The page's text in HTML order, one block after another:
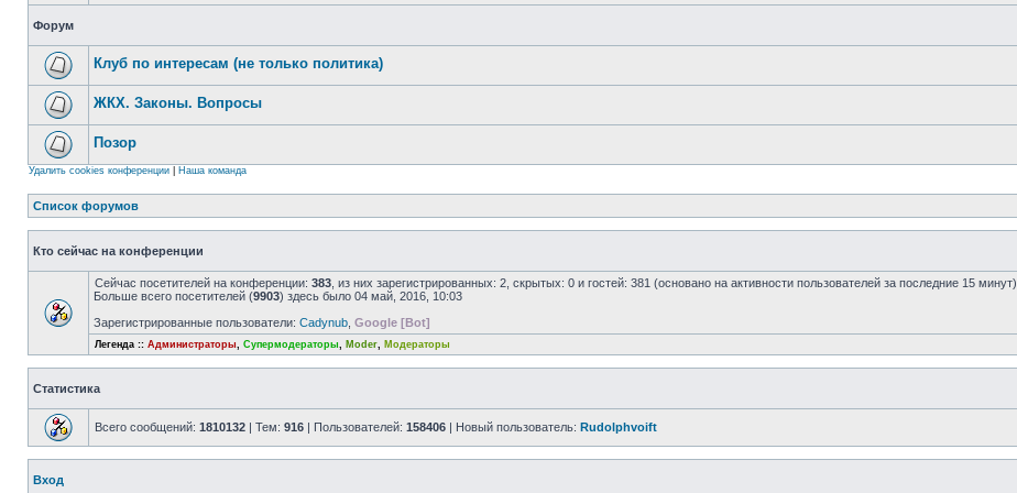
Форум
Клуб по интересам (не только политика)
ЖКХ. Законы. Вопросы
Позор
Удалить cookies конференции Наша команда
Список форумов
Кто сейчас на конференции
Сейчас посетителей на конференции: 383 , из них зарегистрированных: 2, скрытых: 0 и гостей: 381 (основано на активности пользователей за последние 15 минут)
Больше всего посетителей (9903) здесь было 04 май, 2016, 10:03
Зарегистрированные пользователи: Cadynub Google [Bot]
Легенда :: Администраторы, Супермодераторы, Moder, Модераторы
Статистика
Всего сообщений: 1810132 | Тем: 916 | Пользователей: 158406 | Новый пользователь: Rudolphvoift
Вход